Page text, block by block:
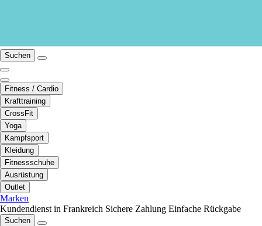
Suchen
Fitness / Cardio
Krafttraining
CrossFit
Yoga
Kampfsport
Kleidung
Fitnessschuhe
Ausrüstung
Outlet
Marken
Kundendienst in Frankreich Sichere Zahlung Einfache Rückgabe
Suchen